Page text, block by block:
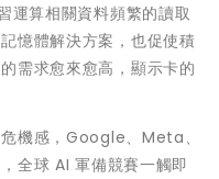
運算相關資料頻繁的讀取
憶體解決方案，也促使積
需求愈來愈高，顯示卡的
機感，Google、Meta、
全球 AI 軍備競賽一觸即